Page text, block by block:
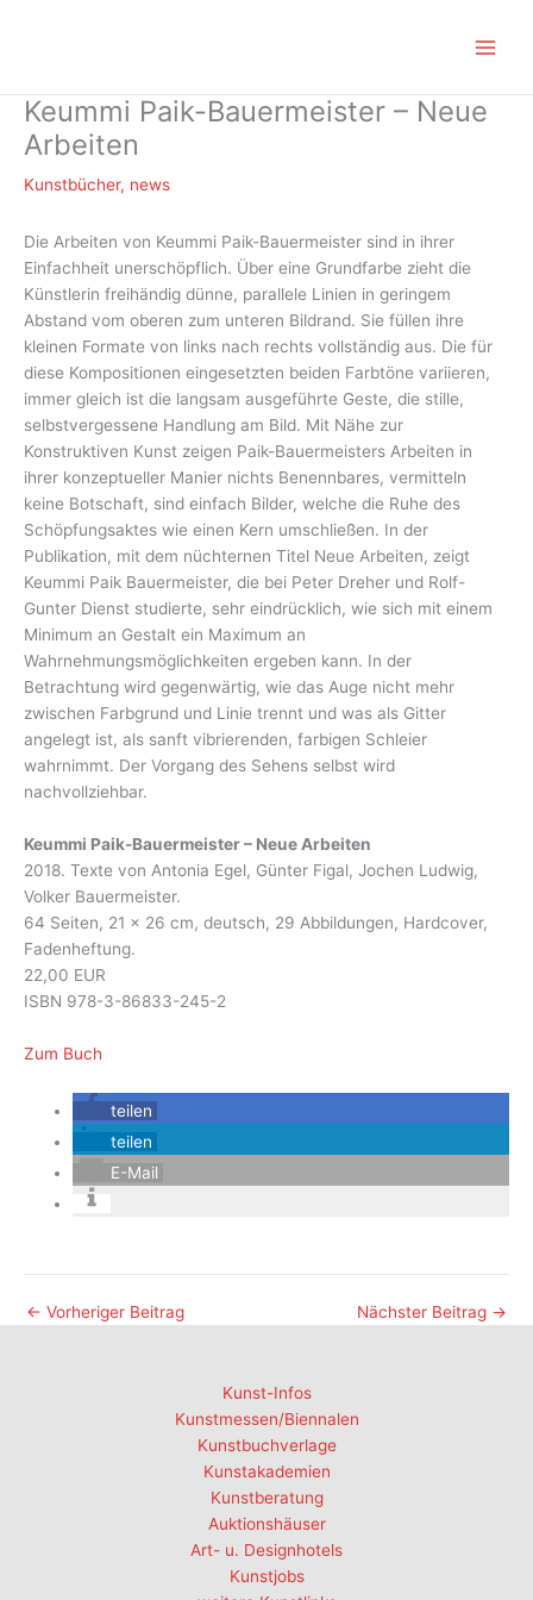
Keummi Paik-Bauermeister – Neue
Arbeiten
Kunstbücher, news
Die Arbeiten von Keummi Paik-Bauermeister sind in ihrer
Einfachheit unerschöpflich. Über eine Grundfarbe zieht die
Künstlerin freihändig dünne, parallele Linien in geringem
Abstand vom oberen zum unteren Bildrand. Sie füllen ihre
kleinen Formate von links nach rechts vollständig aus. Die für
diese Kompositionen eingesetzten beiden Farbtöne variieren,
immer gleich ist die langsam ausgeführte Geste, die stille,
selbstvergessene Handlung am Bild. Mit Nähe zur
Konstruktiven Kunst zeigen Paik-Bauermeisters Arbeiten in
ihrer konzeptueller Manier nichts Benennbares, vermitteln
keine Botschaft, sind einfach Bilder, welche die Ruhe des
Schöpfungsaktes wie einen Kern umschließen. In der
Publikation, mit dem nüchternen Titel Neue Arbeiten, zeigt
Keummi Paik Bauermeister, die bei Peter Dreher und Rolf-
Gunter Dienst studierte, sehr eindrücklich, wie sich mit einem
Minimum an Gestalt ein Maximum an
Wahrnehmungsmöglichkeiten ergeben kann. In der
Betrachtung wird gegenwärtig, wie das Auge nicht mehr
zwischen Farbgrund und Linie trennt und was als Gitter
angelegt ist, als sanft vibrierenden, farbigen Schleier
wahrnimmt. Der Vorgang des Sehens selbst wird
nachvollziehbar.
Keummi Paik-Bauermeister – Neue Arbeiten
2018. Texte von Antonia Egel, Günter Figal, Jochen Ludwig,
Volker Bauermeister.
64 Seiten, 21 x 26 cm, deutsch, 29 Abbildungen, Hardcover,
Fadenheftung.
22,00 EUR
ISBN 978-3-86833-245-2
Zum Buch
teilen
teilen
E-Mail
← Vorheriger Beitrag Nächster Beitrag →
Kunst-Infos
Kunstmessen/Biennalen
Kunstbuchverlage
Kunstakademien
Kunstberatung
Auktionshäuser
Art- u. Designhotels
Kunstjobs